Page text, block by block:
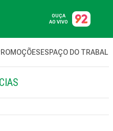
OUÇA
AO VIVO
ESPAÇO DO